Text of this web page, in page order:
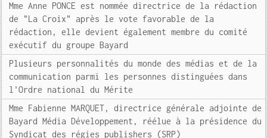
Mme Anne PONCE est nommée directrice de la rédaction
de "La Croix" après le vote favorable de la
rédaction, elle devient également membre du comité
exécutif du groupe Bayard
Plusieurs personnalités du monde des médias et de la
communication parmi les personnes distinguées dans
l'Ordre national du Mérite
Mme Fabienne MARQUET, directrice générale adjointe de
Bayard Média Développement, réélue à la présidence du
Syndicat des régies publishers (SRP)